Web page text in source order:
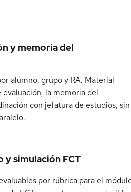
y memoria del
alumno, grupo y RA. Material
la memoria del
con jefatura de estudios, sin
simulación FCT
por rúbrica para el